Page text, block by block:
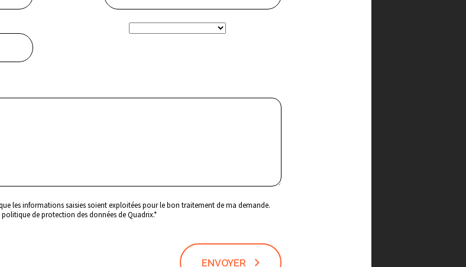
les informations saisies soient exploitées pour le bon traitement de ma demande.
de protection des données de Quadrix.*
ENVOYER